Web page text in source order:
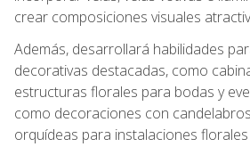
crear composiciones visuales
Además, desarrollará habilidades
decorativas destacadas, como
estructuras florales para bodas y
como decoraciones con
orquídeas para instalaciones